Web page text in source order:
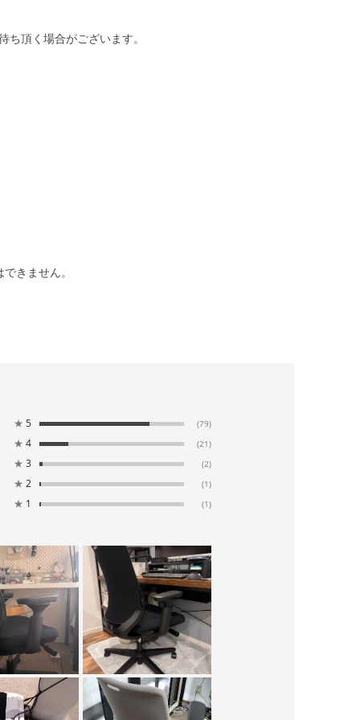
頂く場合がございます。
きません。
★ 5 (79)
★ 4 (21)
★ 3 (2)
★ 2 (1)
★ 1 (1)